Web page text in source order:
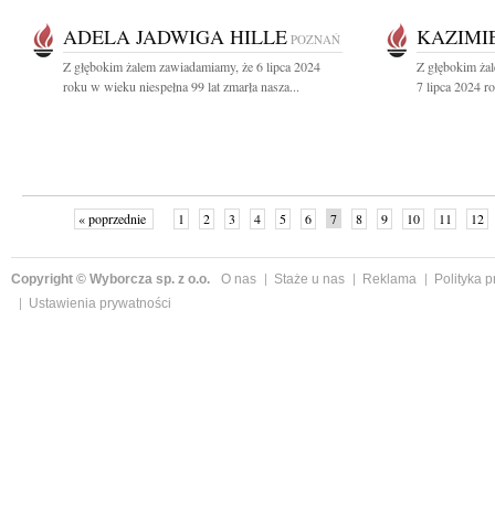
ADELA JADWIGA HILLE POZNAŃ
Z głębokim żalem zawiadamiamy, że 6 lipca 2024
roku w wieku niespełna 99 lat zmarła nasza...
Z głębokim
7 lipca 2024
« poprzednie 1 2 3 4 5 6 7 8 9 10 11 12
Copyright © Wyborcza sp. z o.o. O nas Staże u nas Reklama
Polityka
Ustawienia prywatności